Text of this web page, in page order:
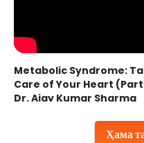
Ҳама
Metabolic Syndrome:
Care of Your Heart (Part
Dr. Ajay Kumar Sharma